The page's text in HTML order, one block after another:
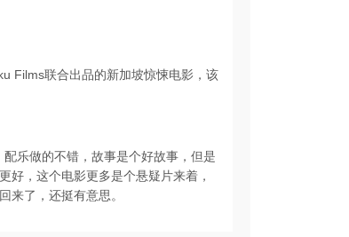
Films联合出品的新加坡惊悚电影，该
乐做的不错，故事是个好故事，但是
好，这个电影更多是个悬疑片来着，
来了，还挺有意思。